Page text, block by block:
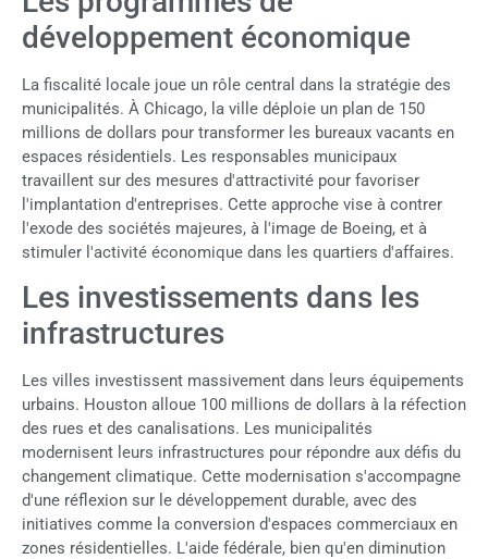
développement économique
La fiscalité locale joue un rôle central dans la stratégie des
municipalités. À Chicago, la ville déploie un plan de 150
millions de dollars pour transformer les bureaux vacants en
espaces résidentiels. Les responsables municipaux
travaillent sur des mesures d'attractivité pour favoriser
l'implantation d'entreprises. Cette approche vise à contrer
l'exode des sociétés majeures, à l'image de Boeing, et à
stimuler l'activité économique dans les quartiers d'affaires.
Les investissements dans les
infrastructures
Les villes investissent massivement dans leurs équipements
urbains. Houston alloue 100 millions de dollars à la réfection
des rues et des canalisations. Les municipalités
modernisent leurs infrastructures pour répondre aux défis du
changement climatique. Cette modernisation s'accompagne
d'une réflexion sur le développement durable, avec des
initiatives comme la conversion d'espaces commerciaux en
zones résidentielles. L'aide fédérale, bien qu'en diminution